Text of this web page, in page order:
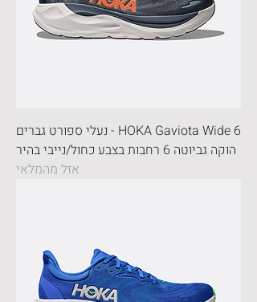
HOKA Gaviota Wide 6 - נעלי ספורט גברים
הוקה גביוטה 6 רחבות בצבע כחול/נייבי בהיר
אזל מהמלאי